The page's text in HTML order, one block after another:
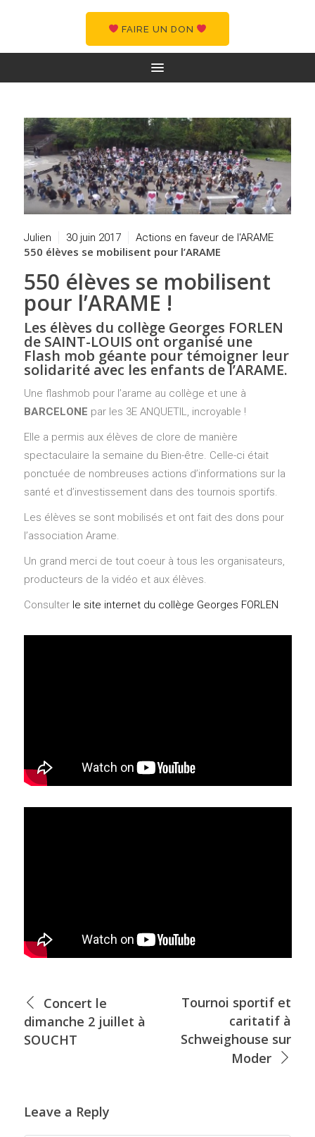
FAIRE UN DON
Julien 30 juin 2017 Actions en faveur de l'ARAME
550 élèves se mobilisent pour l’ARAME
550 élèves se mobilisent
pour l’ARAME !
Les élèves du collège Georges FORLEN
de SAINT-LOUIS ont organisé une
Flash mob géante pour témoigner leur
solidarité avec les enfants de l’ARAME.
Une flashmob pour l’arame au collège et une à
BARCELONE par les 3E ANQUETIL, incroyable !
Elle a permis aux élèves de clore de manière
spectaculaire la semaine du Bien-être. Celle-ci était
ponctuée de nombreuses actions d’informations sur la
santé et d’investissement dans des tournois sportifs.
Les élèves se sont mobilisés et ont fait des dons pour
l’association Arame.
Un grand merci de tout coeur à tous les organisateurs,
producteurs de la vidéo et aux élèves.
Consulter le site internet du collège Georges FORLEN
Concert le
dimanche 2 juillet à
SOUCHT
Tournoi sportif et
caritatif à
Schweighouse sur
Moder
Leave a Reply